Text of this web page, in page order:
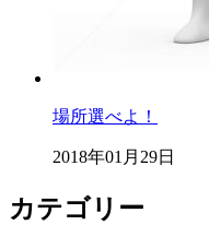
場所選べよ！
2018年01月29日
カテゴリー